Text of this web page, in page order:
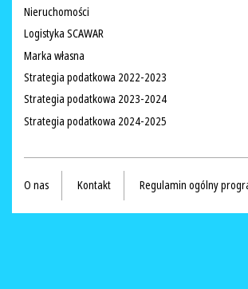
Nieruchomości
Logistyka SCAWAR
Marka własna
Strategia podatkowa 2022-2023
Strategia podatkowa 2023-2024
Strategia podatkowa 2024-2025
O nas Kontakt Regulamin ogólny